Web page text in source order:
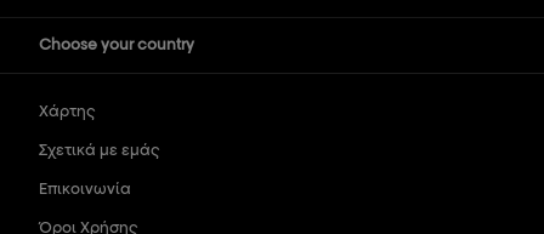
Choose your country
Χάρτης
Σχετικά με εμάς
Επικοινωνία
Όροι Χρήσης